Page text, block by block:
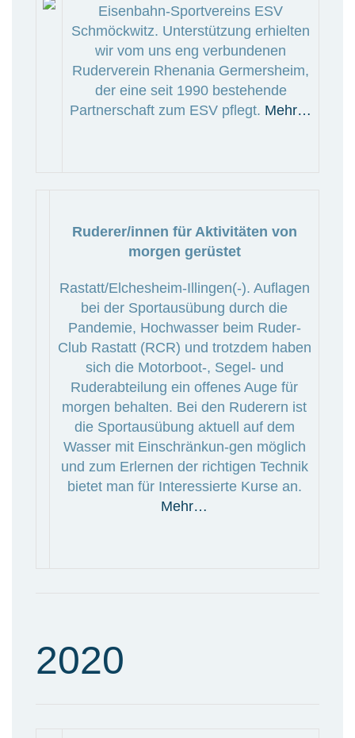
Eisenbahn-Sportvereins ESV
Schmöckwitz. Unterstützung erhielten
wir vom uns eng verbundenen
Ruderverein Rhenania Germersheim,
der eine seit 1990 bestehende
Partnerschaft zum ESV pflegt. Mehr…
Ruderer/innen für Aktivitäten von
morgen gerüstet
Rastatt/Elchesheim-Illingen(-). Auflagen
bei der Sportausübung durch die
Pandemie, Hochwasser beim Ruder-
Club Rastatt (RCR) und trotzdem haben
sich die Motorboot-, Segel- und
Ruderabteilung ein offenes Auge für
morgen behalten. Bei den Ruderern ist
die Sportausübung aktuell auf dem
Wasser mit Einschränkun-gen möglich
und zum Erlernen der richtigen Technik
bietet man für Interessierte Kurse an.
Mehr…
2020